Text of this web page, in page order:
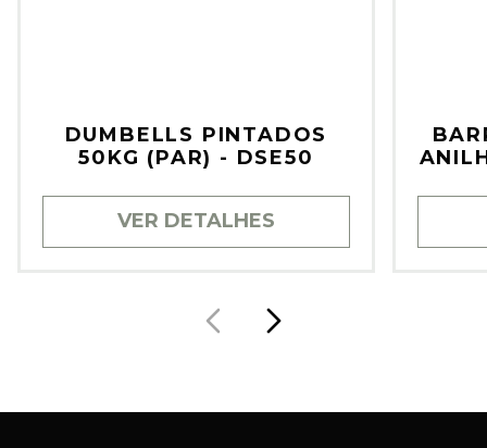
DUMBELLS PINTADOS
50KG (PAR) - DSE50
VER DETALHES